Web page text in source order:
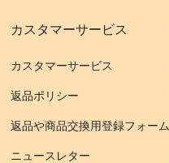
カスタマーサービス
カスタマーサービス
返品ポリシー
返品や商品交換用登録フォーム
ニュースレター